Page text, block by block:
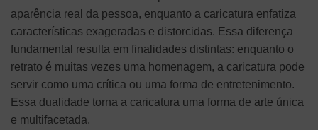
aparência real da pessoa, enquanto a caricatura enfatiza
características exageradas e distorcidas. Essa diferença
fundamental resulta em finalidades distintas: enquanto o
retrato é muitas vezes uma homenagem, a caricatura pode
servir como uma crítica ou uma forma de entretenimento.
Essa dualidade torna a caricatura uma forma de arte única
e multifacetada.